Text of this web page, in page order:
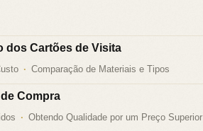
dos Cartões de Visita
Comparação de Materiais e Tipos
Compra
Obtendo Qualidade por um Preço Superior